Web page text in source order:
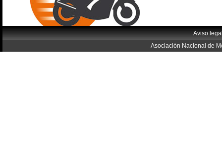
Aviso
Asociación Nacional de